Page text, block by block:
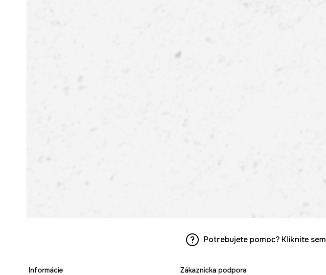
Potrebujete pomoc? Kliknite sem
Informácie Zákaznícka podpora